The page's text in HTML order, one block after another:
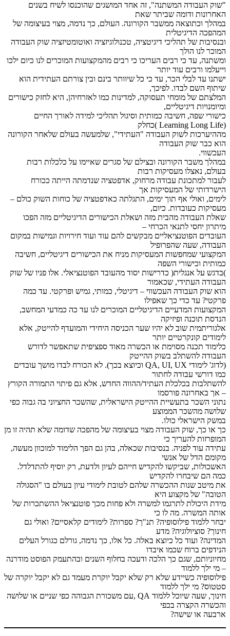
"שוק העבודה המשתנה", זה אחד המושגים שהוכנסו לשיח בשנים
האחרונות ודומה שביתר שאת
במהלך וכתוצאה ממשבר הקורונה. העולם, כך נדמה, מצוי בעיצומה של
המהפכה הדיגיטלית
ובנסיבות של תהליכי דיגיטציה, טכנולוגיזציה ואוטומטיזציה שוק העבודה
המוכר לנו הולך
ומשתנה, עד כי רבים העריכו כי רבים מהמקצועות המוכרים לנו כיום ילכו
וייעלמו ורבים עוד יותר
ישתנו עד לבלי הכר, עד כי כל שיוותר בינם ובין צורתם העתידית הוא
שיתוף השם לבדו. לפיכך,
המלצתם של מומחי תעסוקה, למדינות כמו לאזרחיהן, היא לחזק כישורים
ומיומנויות דיגיטליים,
כישורי שפה, חשיבה כמותית וסיגול תהליכי למידה לאורך החיים
(Learning Long Life )כחלק
מההיערכות לשוק העבודה "העתידי", שלמעשה בעולם שלאחר הקורונה
הוא כבר שוק העבודה
העכשווי.
במהלך משבר הקורונה ובצילם של סגרים שאיימו על כלכלות רבות
בעולם, נאצלו מעסיקות רבות
לעבור למתכונת עבודה מרחוק, אדפטציה שנדמתה הייתה ככורח
הישרדותי של המעסיקות אך
לימים, ואולי אף תוך ימים, התגלתה כאדפטציה של כוחות השוק כולם –
מעסיקות כעובדות. כיום,
שאלת העבודה מהבית מזה ושאלת הכישורים הדיגיטליים מזה הפכו
מיתרון יחסי לתנאי הכרחי –
העובדים הפוטנציאליים מבקשים להם עוד ועוד חירויות וגמישות במקום
העבודה, שעה שהפרופיל
המקצועי שמחפשות המעסיקות מניח את הכישורים דיגיטליים, חשיבה
כמותית וכישורי השפה
)בדגש על אנגלית( כדרישות יסוד מהעובד הפוטנציאלי. אלו פניו של שוק
העבודה העתידי, שכאמור
הוא שוק העבודה העכשווי – דיגיטלי, כמותי, גמיש ופרקטי. עד כמה
פרקטי? עד כדי כך שאפילו
המקצועות המדעיים הדיגיטליים המוכרים לנו עד כה כמדעי המחשב,
הנדסת תוכנה ופיזיקה
אלגוריתמית שוב לא יהיו שער הכניסה היחידי והמועדף להייטק, אלא
לימודים קונקרטיים יותר
כלימוד תכנה מסוימת או הכשרה מאוד ספציפית שתאפשר לדורש
העבודה להשתלב בשוק ההייטק
(לדוג' לימודי QA, UI, UX וכיוצא בכך). לא הכורח לבדו מושך עובדים
כמו דורשי עבודה לחתור
להשתלבות בכלכלת העתיד/ההווה החדש, אלא גם פיתוי התמורה הקורץ
– אך באחרונה פורסמו
נתוני השכר בתעשיית ההייטק הישראלית, שהשכר החציוני בה גבוה כפי
שלושה מהשכר הממוצע
במשק הישראלי כולו.
כך או כך, שוק העבודה מצוי בעיצומה של מהפכה שדומה שלא תהיה זו מן
המופרזות להעריך כי
עתידה עוד לפניה. בנסיבות שכאלה, בהן גם הפך הלימוד למוכוון מעשה,
מקומם הדל של אנשי
האשכולות, שביקשו להקדיש חייהם לעיון ולדעת, רק יוסיף להתדלדל.
כמה הם שיבחרו להקדיש
את מיטב שנות ההכשרה שלהם לטובת לימודי עיון בעולם בו "הסגולה
הטובה" של מקצוע היא
מידת היכולת לתרגמו למשרה ולא פחות מכך פוטנציאל ההשתכרות של
אותה המשרה. מה לו כי
יבחר ללמוד פילוסופיה? תנ"ך? ספרות? לימודים קלאסיים? ואולי גם
חינוך? סוציולוגיה? מדע
המדינה? ועוד כל כיוצא באלה. כל אלו, כך נדמה, גורלם כגורל העלים
הנידפים ברוח שכמו איבדו
מחיוניותם, שגם כך הלכה ודעכה בחלוף השנים ובהתעמק הפוסט מודרנה
– מי ילך ללמוד
פילוסופיה כשיידע שלא רק שלא יקבל יוקרת מעמד גם לא יקבל יוקרה של
סטטוס? מי ילך ללמוד
חינוך, שעה שיוכל ללמוד QA ,עם משכורת הגבוהה כפי שניים או שלושה
והכשרה הקצרה בכפי
ארבעה או שישה?